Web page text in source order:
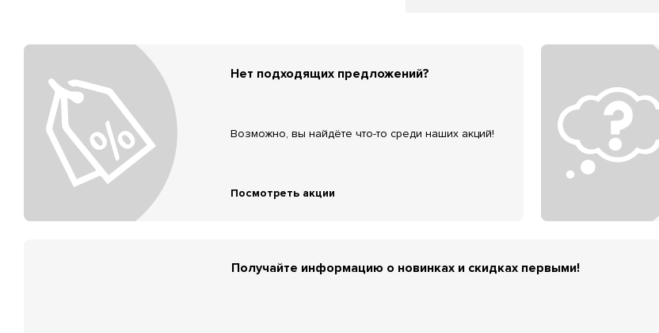
Нет подходящих предложений?
Возможно, вы найдёте что-то среди наших акций!
Посмотреть акции
Получайте информацию о новинках и скидках первыми!